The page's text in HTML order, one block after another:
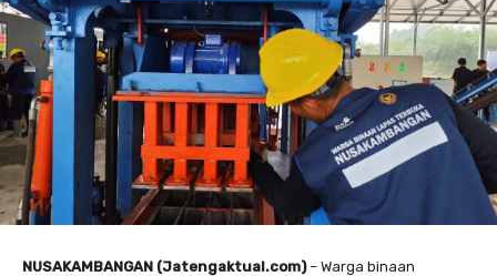
NUSAKAMBANGAN (Jatengaktual.com)– Warga binaan